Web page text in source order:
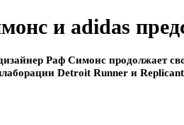
и adidas
Раф Симонс продолжает
Detroit Runner и